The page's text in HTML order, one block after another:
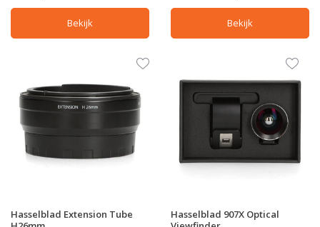
Bekijk Bekijk
Hasselblad Extension Tube
Hasselblad 907X Optical